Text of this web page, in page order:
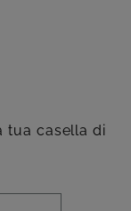
tua casella di